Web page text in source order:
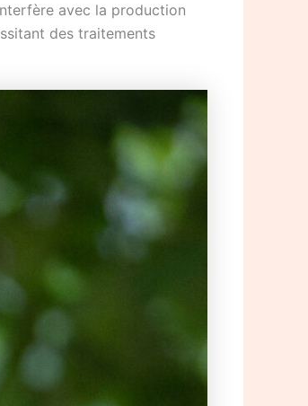
avec la production
des traitements